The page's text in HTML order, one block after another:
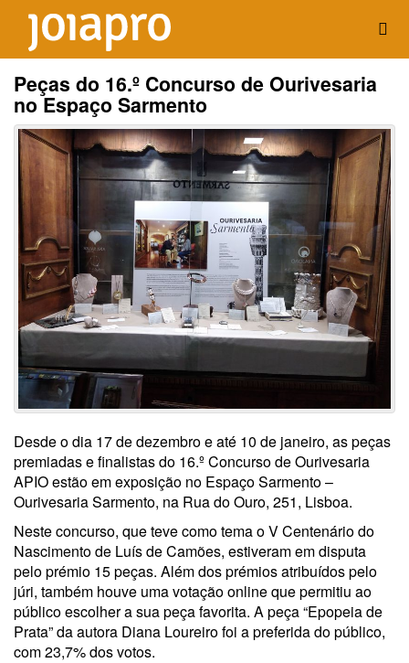
Peças do 16.º Concurso de Ourivesaria
no Espaço Sarmento
Desde o dia 17 de dezembro e até 10 de janeiro, as peças
premiadas e finalistas do 16.º Concurso de Ourivesaria
APIO estão em exposição no Espaço Sarmento –
Ourivesaria Sarmento, na Rua do Ouro, 251, Lisboa.
Neste concurso, que teve como tema o V Centenário do
Nascimento de Luís de Camões, estiveram em disputa
pelo prémio 15 peças. Além dos prémios atribuídos pelo
júri, também houve uma votação online que permitiu ao
público escolher a sua peça favorita. A peça “Epopeia de
Prata” da autora Diana Loureiro foi a preferida do público,
com 23,7% dos votos.